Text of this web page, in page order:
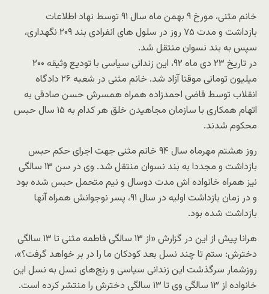
خانم مثنی، مورخ ۹ بهمن ماه سال ۹۱ توسط نهاد اطلاعات
بازداشت و مدت ۷۵ روز در سلول های انفرادی بند ۲۰۹ نگهداری،
سپس به بند نسوان منتقل شد.
در تاریخ ۲۳ دی ماه ۹۲، این زندانی سیاسی با تودیع وثیقه ۲۰۰
میلیون تومانی موقتا آزاد شد. خانم مثنی در شعبه ۲۶ دادگاه
انقلاب توسط قاضی احمدزاده همراه همسرش حسن صادقی به
اتهام همکاری با سازمان مجاهیدن خلق هر کدام به ۱۵ سال حبس
محکوم شدند.
روز هشتم مهرماه سال ۹۴ خانم مثنی جهت اجرای حکم حبس
بازداشت و مجددا به بند نسوان منتقل شد. وی در سن ۱۳ سالگی
نیز همراه خانواده اش مدت دوسال و نیم متحمل حبس شده بود
و در زمان بازداشت اولیه در سال ۹۱، پسر نوجوانش همراه آنها
بازداشت شده بود.
هرانا پیش از این در گزارش «از ۱۳ سالگی فاطمه مثنی تا ۱۳ سالگی
دخترش: ستم تا چند نسل بعد کودکان ما را در بر خواهد گرفت؟»،
روزشمار سرگذشت این زندانی سیاسی و رنج‌های نسل به نسل این
خانواده از ۱۳ سالگی وی تا ۱۳ سالگی دخترش را منتشر کرده است.